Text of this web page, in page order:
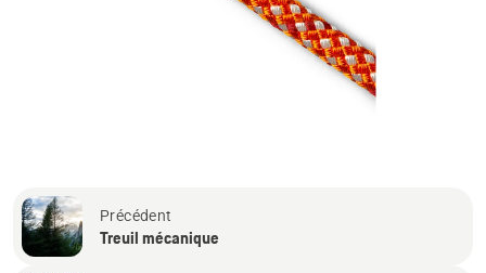
Précédent
Treuil mécanique